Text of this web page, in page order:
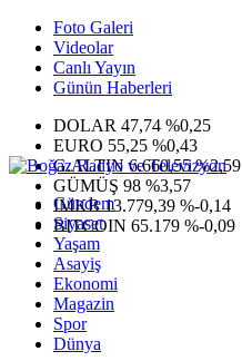
Foto Galeri
Videolar
Canlı Yayın
Günün Haberleri
DOLAR 47,74 %0,25
EURO 55,25 %0,43
G.ALTIN6.660,55 %2,59
GÜMÜŞ 98 %3,57
IMKB13.779,39 %-0,14
BITCOIN 65.179 %-0,09
Gündem
Siyaset
Yaşam
Asayiş
Ekonomi
Magazin
Spor
Dünya